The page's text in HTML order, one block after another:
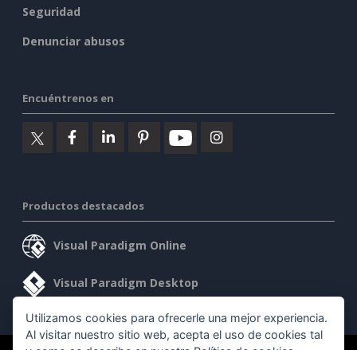
Seguridad
Denunciar abusos
Encuéntrenos en
Productos destacados
Visual Paradigm Online
Visual Paradigm Desktop
Utilizamos cookies para ofrecerle una mejor experiencia.
Al visitar nuestro sitio web, acepta el uso de cookies tal